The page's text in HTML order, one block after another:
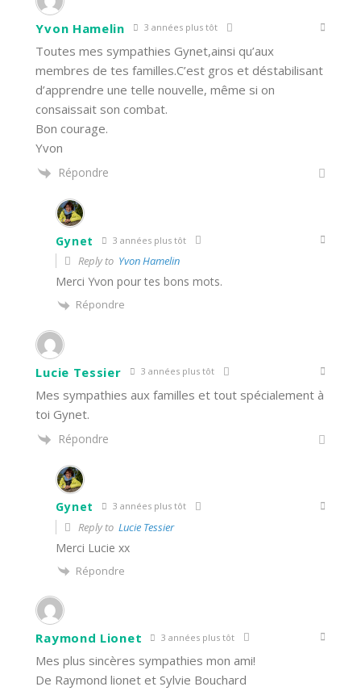
Yvon Hamelin 3 années plus tôt
Toutes mes sympathies Gynet,ainsi qu’aux
membres de tes familles.C’est gros et déstabilisant
d’apprendre une telle nouvelle, même si on
consaissait son combat.
Bon courage.
Yvon
Répondre
Gynet 3 années plus tôt
Reply to Yvon Hamelin
Merci Yvon pour tes bons mots.
Répondre
Lucie Tessier 3 années plus tôt
Mes sympathies aux familles et tout spécialement à
toi Gynet.
Répondre
Gynet 3 années plus tôt
Reply toLucie Tessier
Merci Lucie xx
Répondre
Raymond Lionet 3 années plus tôt
Mes plus sincères sympathies mon ami!
De Raymond lionet et Sylvie Bouchard